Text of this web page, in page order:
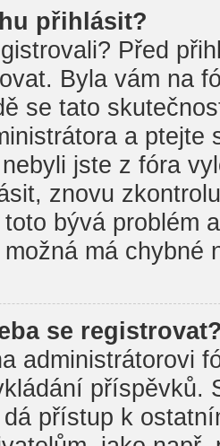
přihlásit?
Před
Byla vám na
se tato
a ptejte
jste z fóra
znovu
bývá problém
má chybné
se
administrátorovi
příspěvků.
přístup k